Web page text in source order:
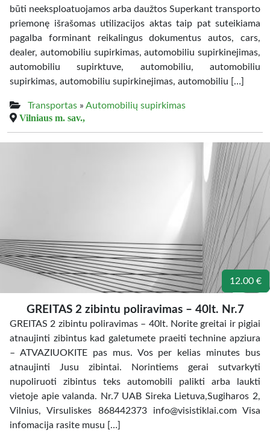
būti neeksploatuojamos arba daužtos Superkant transporto
priemonę išrašomas utilizacijos aktas taip pat suteikiama
pagalba forminant reikalingus dokumentus autos, cars,
dealer, automobiliu supirkimas, automobiliu supirkinejimas,
automobiliu supirktuve, automobiliu, automobiliu
supirkimas, automobiliu supirkinejimas, automobiliu […]
Transportas » Automobilių supirkimas
Vilniaus m. sav.,
12.00 €
GREITAS 2 zibintu poliravimas – 40lt. Nr.7
GREITAS 2 zibintu poliravimas – 40lt. Norite greitai ir pigiai
atnaujinti zibintus kad galetumete praeiti technine apziura
– ATVAZIUOKITE pas mus. Vos per kelias minutes bus
atnaujinti Jusu zibintai. Norintiems gerai sutvarkyti
nupoliruoti zibintus teks automobili palikti arba laukti
vietoje apie valanda. Nr.7 UAB Sireka Lietuva,Sugiharos 2,
Vilnius, Virsuliskes 868442373 info@visistiklai.com Visa
infomacija rasite musu […]